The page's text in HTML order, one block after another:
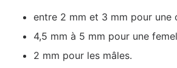
entre 2 mm et 3 mm pour une
4,5 mm à 5 mm pour une
2 mm pour les mâles.